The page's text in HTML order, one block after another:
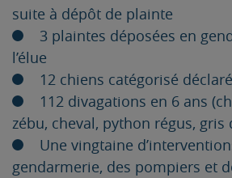
suite à dépôt de plainte
3 plaintes déposées en
l’élue
12 chiens catégorisé
112 divagations en 6 ans
zébu, cheval, python régus, gris
Une vingtaine
gendarmerie, des pompiers et